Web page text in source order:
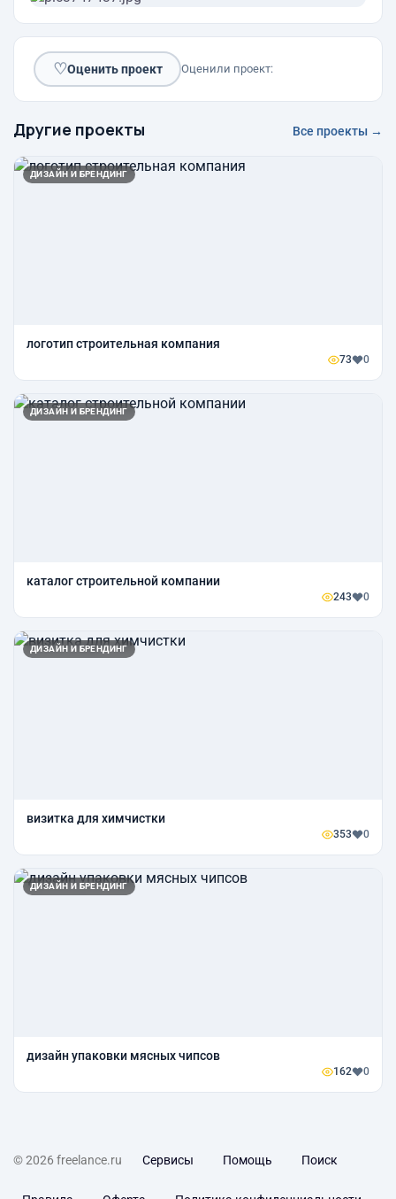
♡Оценить проект Оценили проект:
Другие проекты Все проекты →
ДИЗАЙН И БРЕНДИНГ
логотип строительная компания
73 0
ДИЗАЙН И БРЕНДИНГ
каталог строительной компании
243 0
ДИЗАЙН И БРЕНДИНГ
визитка для химчистки
353 0
ДИЗАЙН И БРЕНДИНГ
дизайн упаковки мясных чипсов
162 0
© 2026 freelance.ru Сервисы Помощь Поиск